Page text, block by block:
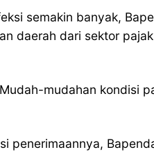
semakin banyak,
daerah dari sektor
mudahan kondisi
penerimaannya,